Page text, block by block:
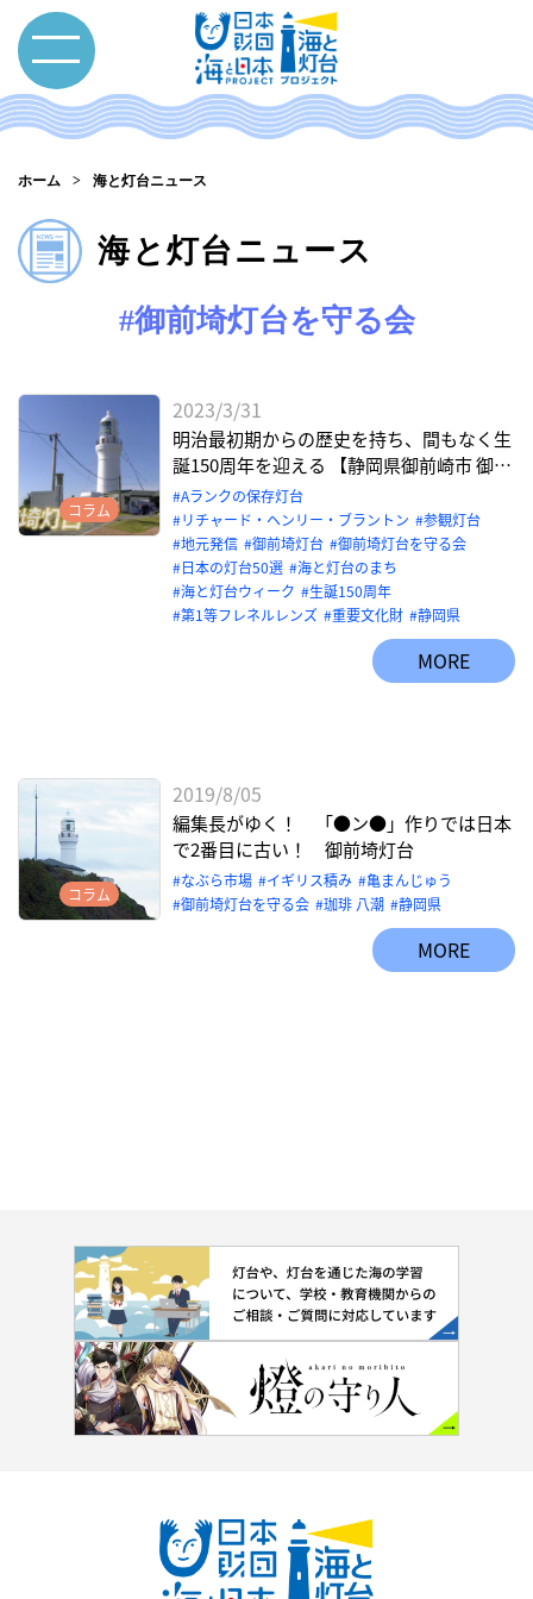
ホーム 海と灯台ニュース
海と灯台ニュース
#御前埼灯台を守る会
コラム
2023/3/31
明治最初期からの歴史を持ち、間もなく生
誕150周年を迎える 【静岡県御前崎市 御前
埼灯台】
Aランクの保存灯台
リチャード・ヘンリー・ブラントン
参観灯台
地元発信
御前埼灯台
御前埼灯台を守る会
日本の灯台50選
海と灯台のまち
海と灯台ウィーク
生誕150周年
第1等フレネルレンズ
重要文化財 静岡県
MORE
コラム
2019/8/05
編集長がゆく！ 「●ン●」作りでは日本
で2番目に古い！ 御前埼灯台
なぶら市場 イギリス積み
亀まんじゅう
御前埼灯台を守る会
珈琲 八潮 静岡県
MORE